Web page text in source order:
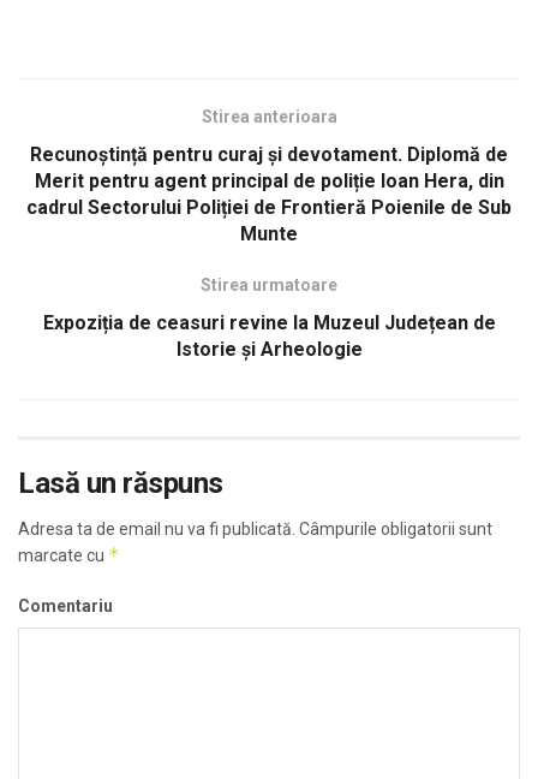
Stirea anterioara
Recunoștință pentru curaj și devotament. Diplomă de
Merit pentru agent principal de poliție Ioan Hera, din
cadrul Sectorului Poliției de Frontieră Poienile de Sub
Munte
Stirea urmatoare
Expoziția de ceasuri revine la Muzeul Județean de
Istorie și Arheologie
Lasă un răspuns
Adresa ta de email nu va fi publicată. Câmpurile obligatorii sunt
marcate cu *
Comentariu